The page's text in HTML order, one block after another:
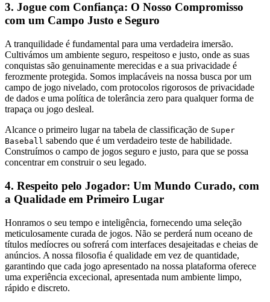
3. Jogue com Confiança: O Nosso Compromisso
com um Campo Justo e Seguro
A tranquilidade é fundamental para uma verdadeira imersão.
Cultivámos um ambiente seguro, respeitoso e justo, onde as suas
conquistas são genuinamente merecidas e a sua privacidade é
ferozmente protegida. Somos implacáveis na nossa busca por um
campo de jogo nivelado, com protocolos rigorosos de privacidade
de dados e uma política de tolerância zero para qualquer forma de
trapaça ou jogo desleal.
Alcance o primeiro lugar na tabela de classificação de Super
Baseball sabendo que é um verdadeiro teste de habilidade.
Construímos o campo de jogos seguro e justo, para que se possa
concentrar em construir o seu legado.
4. Respeito pelo Jogador: Um Mundo Curado, com
a Qualidade em Primeiro Lugar
Honramos o seu tempo e inteligência, fornecendo uma seleção
meticulosamente curada de jogos. Não se perderá num oceano de
títulos medíocres ou sofrerá com interfaces desajeitadas e cheias de
anúncios. A nossa filosofia é qualidade em vez de quantidade,
garantindo que cada jogo apresentado na nossa plataforma oferece
uma experiência excecional, apresentada num ambiente limpo,
rápido e discreto.